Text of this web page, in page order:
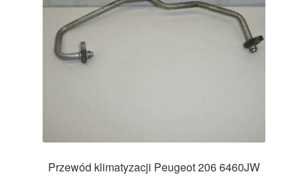
Przewód klimatyzacji Peugeot 206 6460JW